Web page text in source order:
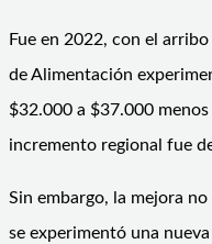
Fue en 2022, con el
de Alimentación
$32.000 a $37.000
incremento regional fue
Sin embargo, la mejora
se experimentó una